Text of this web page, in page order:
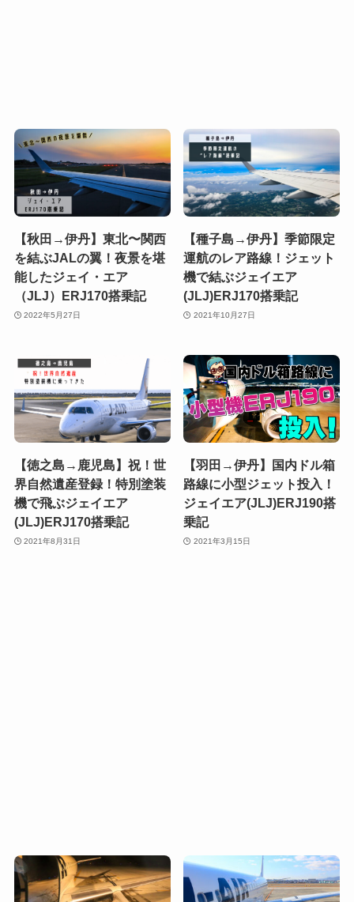
【秋田→伊丹】東北〜関西
を結ぶJALの翼！夜景を堪
能したジェイ・エア
（JLJ）ERJ170搭乗記
2022年5月27日
【種子島→伊丹】季節限定
運航のレア路線！ジェット
機で結ぶジェイエア
(JLJ)ERJ170搭乗記
2021年10月27日
【徳之島→鹿児島】祝！世
界自然遺産登録！特別塗装
機で飛ぶジェイエア
(JLJ)ERJ170搭乗記
2021年8月31日
【羽田→伊丹】国内ドル箱
路線に小型ジェット投入！
ジェイエア(JLJ)ERJ190搭
乗記
2021年3月15日